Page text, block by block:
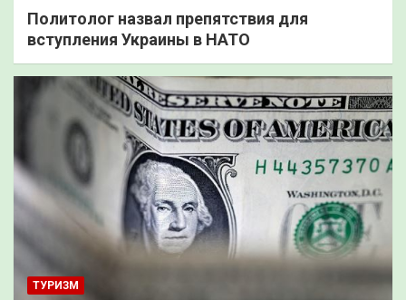
Политолог назвал препятствия для
вступления Украины в НАТО
ТУРИЗМ